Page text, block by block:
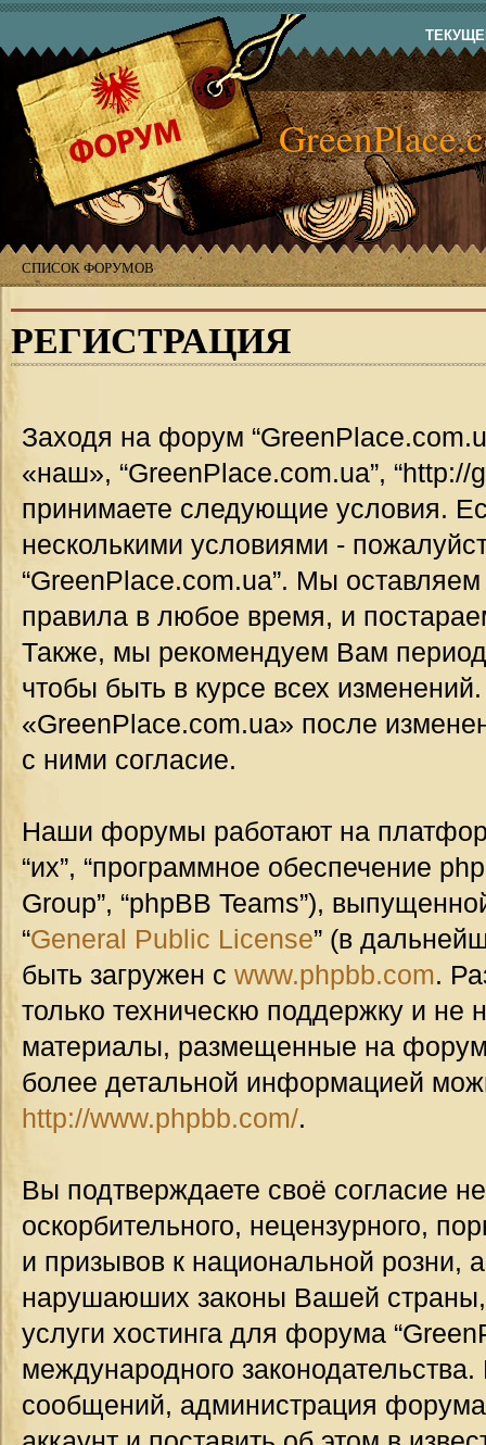
СПИСОК ФОРУМОВ
РЕГИСТРАЦИЯ
Заходя на форум
«наш», “GreenPlace.com.ua”,
принимаете следующие условия.
несколькими условиями -
“GreenPlace.com.ua”. Мы
правила в любое время, и
Также, мы рекомендуем Вам
чтобы быть в курсе всех
«GreenPlace.com.ua» после
с ними согласие.
Наши форумы работают на
“их”, “программное обеспечение
Group”, “phpBB Teams”),
“General Public License” (в
быть загружен с www.phpbb.com.
только техническю поддержку и не
материалы, размещенные на
более детальной информацией
http://www.phpbb.com/.
Вы подтверждаете своё согласие
оскорбительного, нецензурного,
и призывов к национальной розни,
нарушаюших законы Вашей страны,
услуги хостинга для форума
международного
сообщений, администрация